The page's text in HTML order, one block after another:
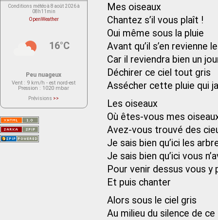
Mes oiseaux
Chantez s’il vous plaît !
Oui même sous la pluie
Avant qu’il s’en revienne
Car il reviendra bien un
Déchirer ce ciel tout gris
Assécher cette pluie qui
Les oiseaux
Où êtes-vous mes
Avez-vous trouvé des
Je sais bien qu’ici les
Je sais bien qu’ici vous
Pour venir dessus vous
Et puis chanter
Alors sous le ciel gris
Au milieu du silence de
Conditions météo à 8 août 2026 à
08h11min
OpenWeather
16°C
Peu nuageux
Vent : 9 km/h - est nord-est
Pression : 1020 mbar
Prévisions >>
actuellement aucune prévision
Saint-Nom.
Veuillez consulter le message du
service ci-dessous.
(401 - Invalid API key. Please see
https://openweathermap.org/faq#error401